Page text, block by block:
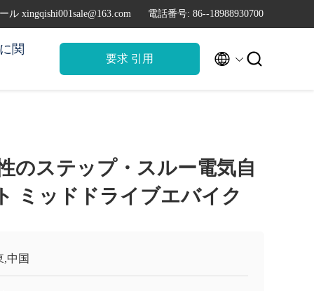
ル xingqishi001sale@163.com 電話番号: 86--18988930700
関
要求 引用  
のステップ・スルー電気自
ミッドドライブエバイク
,中国